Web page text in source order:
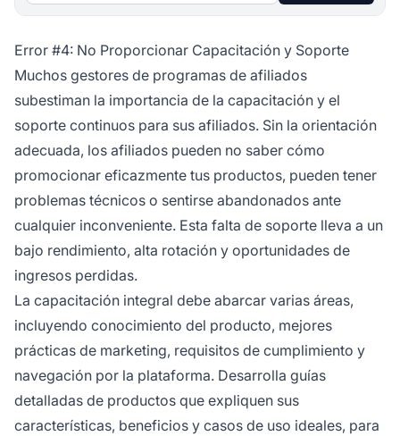
Error #4: No Proporcionar Capacitación y Soporte
Muchos gestores de programas de afiliados
subestiman la importancia de la capacitación y el
soporte continuos para sus afiliados. Sin la orientación
adecuada, los afiliados pueden no saber cómo
promocionar eficazmente tus productos, pueden tener
problemas técnicos o sentirse abandonados ante
cualquier inconveniente. Esta falta de soporte lleva a un
bajo rendimiento, alta rotación y oportunidades de
ingresos perdidas.
La capacitación integral debe abarcar varias áreas,
incluyendo conocimiento del producto, mejores
prácticas de marketing, requisitos de cumplimiento y
navegación por la plataforma. Desarrolla guías
detalladas de productos que expliquen sus
características, beneficios y casos de uso ideales, para